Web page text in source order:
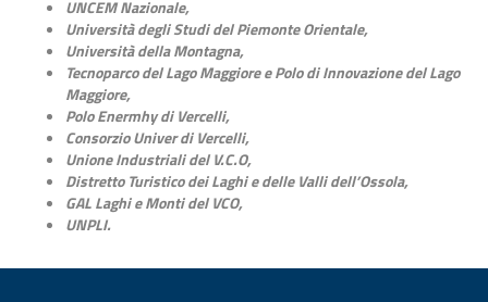
UNCEM Nazionale,
Università degli Studi del Piemonte Orientale,
Università della Montagna,
Tecnoparco del Lago Maggiore e Polo di Innovazione del Lago
Maggiore,
Polo Enermhy di Vercelli,
Consorzio Univer di Vercelli,
Unione Industriali del V.C.O,
Distretto Turistico dei Laghi e delle Valli dell’Ossola,
GAL Laghi e Monti del VCO,
UNPLI.